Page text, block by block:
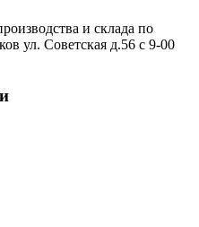
и склада по
ул. Советская д.56 с 9-00